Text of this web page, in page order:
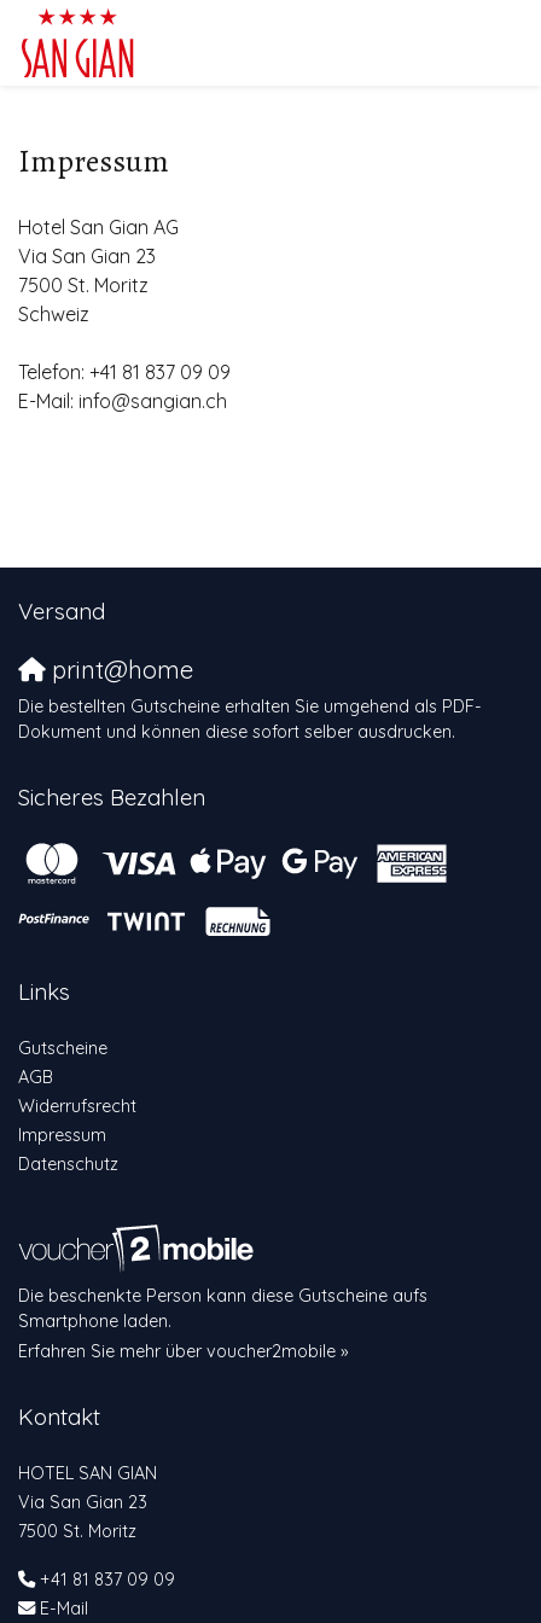
Impressum
Hotel San Gian AG
Via San Gian 23
7500 St. Moritz
Schweiz
Telefon: +41 81 837 09 09
E-Mail: info@sangian.ch
Versand
print@home
Die bestellten Gutscheine erhalten Sie umgehend als PDF-
Dokument und können diese sofort selber ausdrucken.
Sicheres Bezahlen
Links
Gutscheine
AGB
Widerrufsrecht
Impressum
Datenschutz
Die beschenkte Person kann diese Gutscheine aufs
Smartphone laden.
Erfahren Sie mehr über voucher2mobile »
Kontakt
HOTEL SAN GIAN
Via San Gian 23
7500 St. Moritz
+41 81 837 09 09
E-Mail